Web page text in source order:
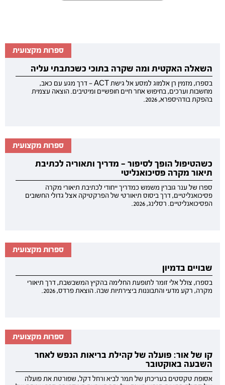
ספרות מקצועית
השאלה האקטית ומה שקרה בתוכי כשכתבתי עליה
בספרו, מזמין רן אלמוג למסע אל גישת ACT — דרך מגע עם כאב,
מחשבות וערכים, בחיפוש אחר חיים חופשיים ומיטיבים. הוצאה עצמית
בהפקת בודהיספרא, 2026.
ספרות מקצועית
כשהטיפול הופך לסיפור — מדריך ותאוריה לכתיבת
תיאור מקרה פסיכואנליטי
ספרו של ענר גוברין משמש כמדריך ייחודי לכתיבת תיאורי מקרה
פסיכואנליטיים, דרך ביסוס תיאורטי של הפרקטיקה אצל גדולי החשובים
הפסיכואנליטיים. רסלינג, 2026.
ספרות מקצועית
שבויים בדמיון
בספרו, צולל אלי זומר לתופעת החלימה בהקיץ המשבשבת, דרך תיאורי
מקרה, רקע מדעי והתבוננות ביצירתיות שבה. הוצאת פרדס, 2026.
ספרות מקצועית
קו של אור: פועלה של קהילת בריאות הנפש לאחר
השבעה באוקטובר
אסופת טקסטים בעריכתן של תמר לביא ורחל דקל, שפורטת את פועלה